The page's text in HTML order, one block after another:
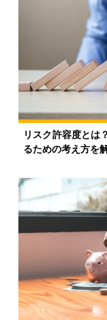
リスク許容度とは
るための考え方を